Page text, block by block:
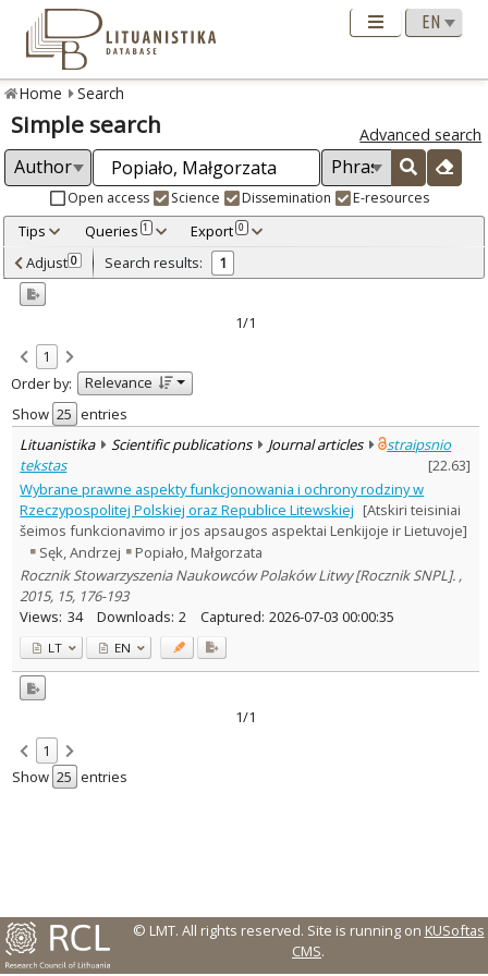
Home Search
Simple search Advanced search
Open access Science Dissemination E-resources
Tips Queries 1 Export 0
Adjusted by criteria 0
Year
Refine
Open access
Scientific publications 1
Document Type:
Journal articles 1
Subject area
History
Law 1
Text language
Country of publication
Historical periods
Lithuanian place names
Journal
Adjust 0 Search results: 1
1/1
1
Order by:
Relevance
Show
entries
Lituanistika
Scientific publications Journal articles
straipsnio
tekstas
[22.63]
Wybrane prawne aspekty funkcjonowania i ochrony rodziny w
Rzeczypospolitej Polskiej oraz Republice Litewskiej [Atskiri teisiniai
šeimos funkcionavimo ir jos apsaugos aspektai Lenkijoje ir Lietuvoje]
Sęk, Andrzej
Popiało, Małgorzata
Rocznik Stowarzyszenia Naukowców Polaków Litwy [Rocznik SNPL]. ,
2015, 15, 176-193
Views: 34 Downloads: 2 Captured: 2026-07-03 00:00:35
LT EN
1/1
1
Show
entries
© LMT. All rights reserved. Site is running on KUSoftas
CMS.